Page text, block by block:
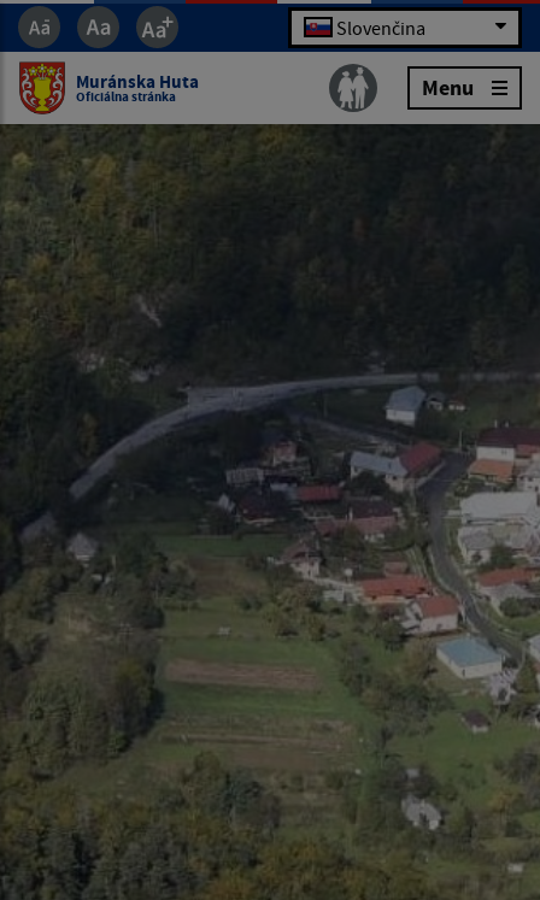
Slovenčina
Muránska Huta
Oficiálna stránka Menu